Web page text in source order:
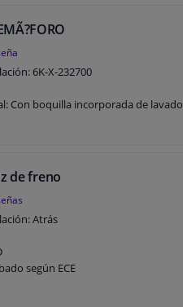
6K-X-232700
Con boquilla incorporada de lavado
de freno
Atrás
según ECE